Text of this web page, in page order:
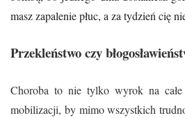
masz zapalenie płuc, a za tydzień cię
Przekleństwo czy
Choroba to nie tylko wyrok na
mobilizacji, by mimo wszystkich